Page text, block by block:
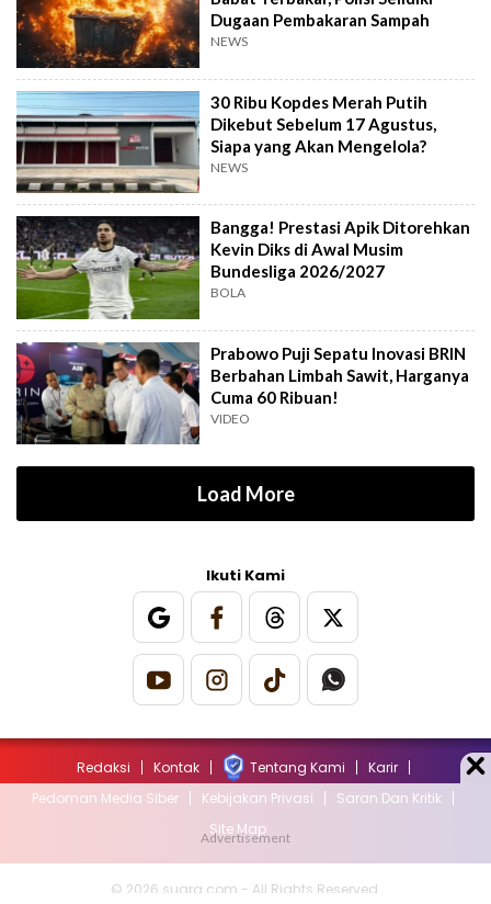
Dugaan Pembakaran Sampah
NEWS
30 Ribu Kopdes Merah Putih
Dikebut Sebelum 17 Agustus,
Siapa yang Akan Mengelola?
NEWS
Bangga! Prestasi Apik Ditorehkan
Kevin Diks di Awal Musim
Bundesliga 2026/2027
BOLA
Prabowo Puji Sepatu Inovasi BRIN
Berbahan Limbah Sawit, Harganya
Cuma 60 Ribuan!
VIDEO
Load More
Ikuti Kami
Redaksi Kontak Tentang Kami
Karir
Pedoman Media Siber
Kebijakan Privasi
Saran Dan Kritik
Site Map
© 2026 suara.com - All Rights Reserved.